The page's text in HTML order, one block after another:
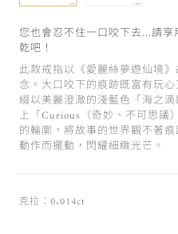
您也會忍不住一口咬下去…請
乾吧！
此款戒指以《愛麗絲夢遊仙境
念。大口咬下的痕跡既富有玩心
綴以美麗澄澈的淺藍色「海之
上「Curious（奇妙、不可思議
的輪廓，將故事的世界觀不著
動作而擺動，閃耀細緻光芒。
克拉：0.014ct